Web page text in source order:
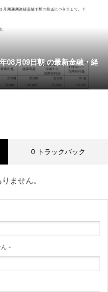
08月09日朝 の最新金融・経
0 トラックバック
ません。
ん -